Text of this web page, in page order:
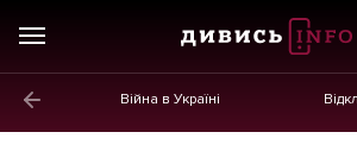
Війна в Україні